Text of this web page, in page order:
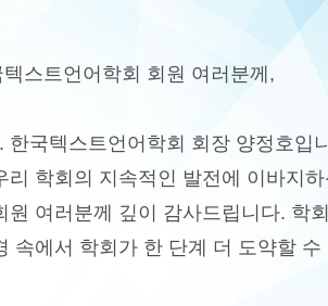
스트언어학회 회원 여러분께,
한국텍스트언어학회 회장 양정호입
리 학회의 지속적인 발전에 이바지
원 여러분께 깊이 감사드립니다. 학
속에서 학회가 한 단계 더 도약할